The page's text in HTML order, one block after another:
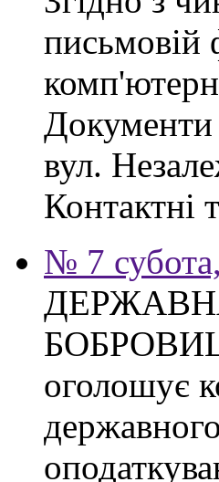
письмовій
Документи
вул.
Контактні
№ 7
оголошує